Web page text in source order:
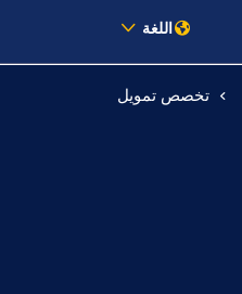
اللغة
تخصص تمويل